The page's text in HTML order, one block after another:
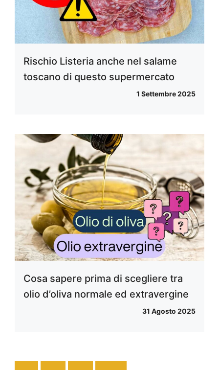
Rischio Listeria anche nel salame
toscano di questo supermercato
1 Settembre 2025
Cosa sapere prima di scegliere tra
olio d’oliva normale ed extravergine
31 Agosto 2025